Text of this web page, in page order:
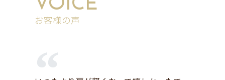
VOICE
お客様の声